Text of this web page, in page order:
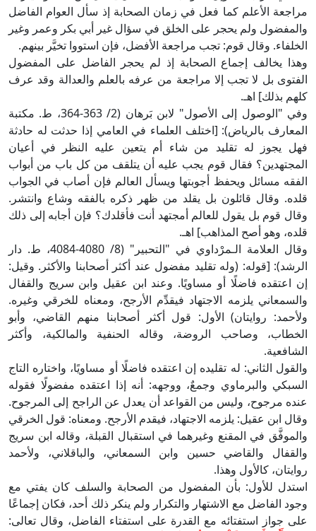
مراجعة الأعلم كما فعل في زمان الصحابة إذ سأل العوام الفاضل
والمفضول ولم يحجر على الخلق في سؤال غير أبي بكر وعمر وغير
الخلفاء. وقال قوم: تجب مراجعة الأفضل، فإن استووا تخيَّر بينهم.
وهذا يخالف إجماع الصحابة إذ لم يحجر الفاضل على المفضول
الفتوى بل لا تجب إلا مراجعة من عرفه بالعلم والعدالة وقد عرف
كلهم بذلك] اهـ.
وفي "الوصول إلى الأصول" لابن بَرهان (2/ 363-364، ط. مكتبة
المعارف بالرياض): [اختلف العلماء في العامي إذا حدثت له حادثة
فهل يجوز له تقليد من شاء أم يتعين عليه النظر في أعيان
المجتهدين؟ فقال قوم يجب عليه أن يتلقف من كل باب من أبواب
الفقه مسائل ويحفظ أجوبتها ويسأل العالم فإن أصاب في الجواب
قلده. وقال قائلون بل يقلد من ظهر ذكره بالفقه وشاع وانتشر.
وقال قوم بل يقول للعالم أمجتهد أنت فأقلدك؟ فإن أجابه إلى ذلك
قلده، وهو أصح المذاهب] اهـ.
وقال العلامة الـمرْداوي في "التحبير" (8/ 4080-4084، ط. دار
الرشد): [قوله: (وله تقليد مفضول عند أكثر أصحابنا والأكثر. وقيل:
إن اعتقده فاضلًا أو مساويًا. وعند ابن عقيل وابن سريج والقفال
والسمعاني يلزمه الاجتهاد فيقدِّم الأرجح، ومعناه للخرقي وغيره.
ولأحمد: روايتان) الأول: قول أكثر أصحابنا منهم القاضي، وأبو
الخطاب، وصاحب الروضة، وقاله الحنفية والمالكية، وأكثر
الشافعية.
والقول الثاني: له تقليده إن اعتقده فاضلًا أو مساويًا، واختاره التاج
السبكي والبرماوي وجمعٌ، ووجهه: أنه إذا اعتقده مفضولًا فقوله
عنده مرجوح، وليس من القواعد أن يعدل عن الراجح إلى المرجوح.
وقال ابن عقيل: يلزمه الاجتهاد، فيقدم الأرجح. ومعناه: قول الخرقي
والموفَّق في المقنع وغيرهما في استقبال القبلة، وقاله ابن سريج
والقفال والقاضي حسين وابن السمعاني، والباقلاني، ولأحمد
روايتان، كالأول وهذا.
استدل للأول: بأن المفضول من الصحابة والسلف كان يفتي مع
وجود الفاضل مع الاشتهار والتكرار ولم ينكر ذلك أحد، فكان إجماعًا
على جواز استفتائه مع القدرة على استفتاء الفاضل، وقال تعالى: